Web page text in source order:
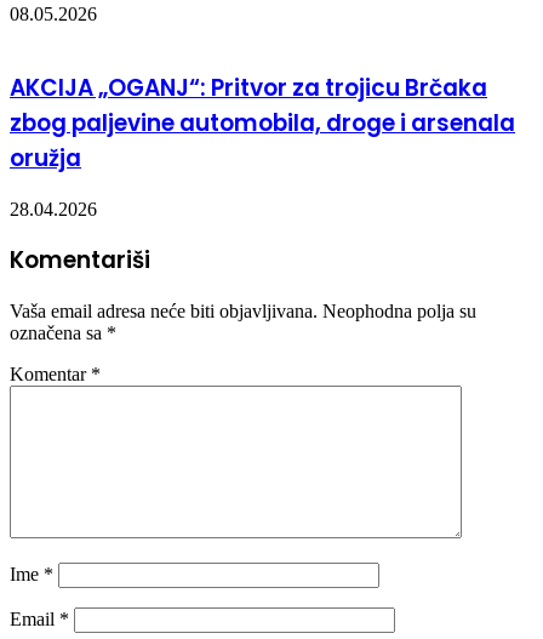
08.05.2026
AKCIJA „OGANJ“: Pritvor za trojicu Brčaka
zbog paljevine automobila, droge i arsenala
oružja
28.04.2026
Komentariši
Vaša email adresa neće biti objavljivana. Neophodna polja su
označena sa *
Komentar *
Ime *
Email *